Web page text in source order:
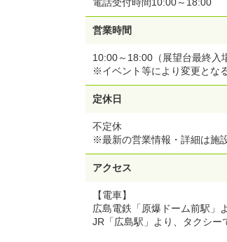
営業時間
10:00～18:00（展望台最終入
※イベント等により変更とな
定休日
不定休
※最新の営業情報・詳細は施
アクセス
【電車】
広島電鉄「原爆ドーム前駅」
JR「広島駅」より、タクシー